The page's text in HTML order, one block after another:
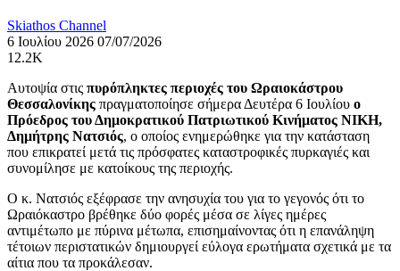
Skiathos Channel
6 Ιουλίου 2026 07/07/2026
12.2K
Αυτοψία στις πυρόπληκτες περιοχές του Ωραιοκάστρου
Θεσσαλονίκης πραγματοποίησε σήμερα Δευτέρα 6 Ιουλίου ο
Πρόεδρος του Δημοκρατικού Πατριωτικού Κινήματος ΝΙΚΗ,
Δημήτρης Νατσιός, ο οποίος ενημερώθηκε για την κατάσταση
που επικρατεί μετά τις πρόσφατες καταστροφικές πυρκαγιές και
συνομίλησε με κατοίκους της περιοχής.
Ο κ. Νατσιός εξέφρασε την ανησυχία του για το γεγονός ότι το
Ωραιόκαστρο βρέθηκε δύο φορές μέσα σε λίγες ημέρες
αντιμέτωπο με πύρινα μέτωπα, επισημαίνοντας ότι η επανάληψη
τέτοιων περιστατικών δημιουργεί εύλογα ερωτήματα σχετικά με τα
αίτια που τα προκάλεσαν.